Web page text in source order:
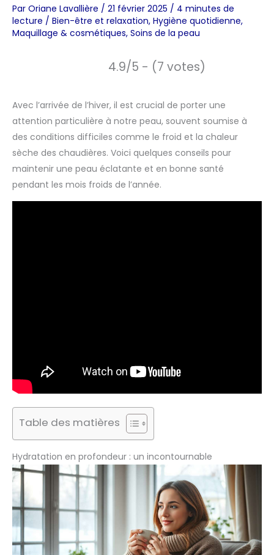
Par Oriane Lavallière / 21 février 2025 / 4 minutes de
lecture / Bien-être et relaxation, Hygiène quotidienne,
Maquillage & cosmétiques, Soins de la peau
4.9/5 - (7 votes)
Avec l’arrivée de l’hiver, il est crucial de porter une
attention particulière à notre peau, souvent soumise à
des conditions difficiles comme le froid et la chaleur
sèche des chaudières. Voici quelques conseils pour
maintenir une peau éclatante et en bonne santé
pendant les mois froids de l’année.
Table des matières
Hydratation en profondeur : un incontournable